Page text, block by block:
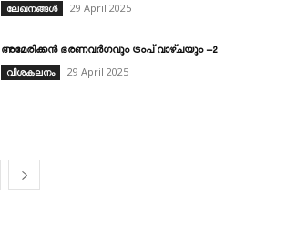
ലേഖനങ്ങൾ
29 April 2025
അമേരിക്കൻ ഭരണവർഗവും ട്രംപ് വാഴ്ചയും –2
വിശകലനം
29 April 2025